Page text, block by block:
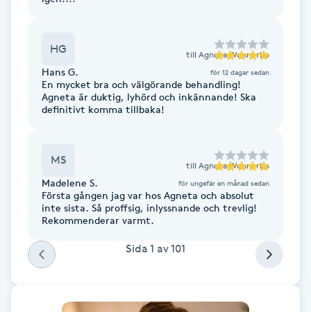
Gel naglar
Gelenaglar
Gellack med förstärkning
Gravidmassage
Gravidyoga
Gruppträning
HG till Agneta Wennerbo
Hans G. för 12 dagar sedan
En mycket bra och välgörande behandling!
Agneta är duktig, lyhörd och inkännande! Ska
definitivt komma tillbaka!
MS till Agneta Wennerbo
Madelene S. för ungefär en månad sedan
Första gången jag var hos Agneta och absolut
inte sista. Så proffsig, inlyssnande och trevlig!
Rekommenderar varmt.
Sida 1 av101